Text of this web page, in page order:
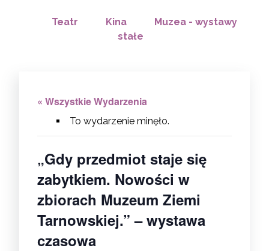
Teatr Kina
Muzea - wystawy
stałe
« Wszystkie Wydarzenia
To wydarzenie minęło.
„Gdy przedmiot staje się
zabytkiem. Nowości w
zbiorach Muzeum Ziemi
Tarnowskiej.” – wystawa
czasowa